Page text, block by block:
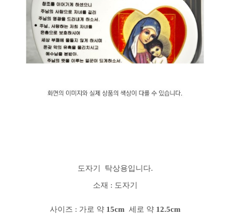
도자기 탁상용입니다.
소재 : 도자기
사이즈 : 가로 약15cm 세로 약12.5cm